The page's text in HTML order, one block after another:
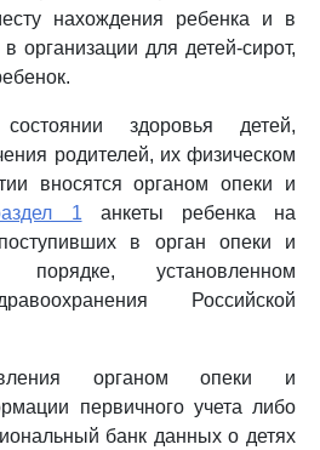
нахождения ребенка и в
организации для детей-сирот,
здоровья детей,
родителей, их физическом
вносятся органом опеки и
1 анкеты ребенка на
в орган опеки и
порядке, установленном
Российской
органом опеки и
первичного учета либо
банк данных о детях